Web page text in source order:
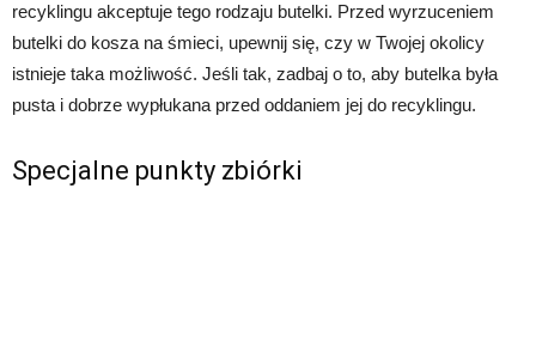
recyklingu akceptuje tego rodzaju butelki. Przed wyrzuceniem
butelki do kosza na śmieci, upewnij się, czy w Twojej okolicy
istnieje taka możliwość. Jeśli tak, zadbaj o to, aby butelka była
pusta i dobrze wypłukana przed oddaniem jej do recyklingu.
Specjalne punkty zbiórki